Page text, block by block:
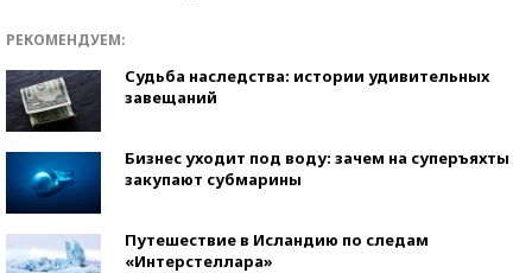
РЕКОМЕНДУЕМ:
Судьба наследства: истории удивительных
завещаний
Бизнес уходит под воду: зачем на суперъяхты
закупают субмарины
Путешествие в Исландию по следам
«Интерстеллара»